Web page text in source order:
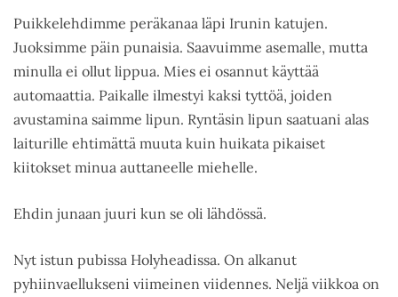
Puikkelehdimme peräkanaa läpi Irunin katujen.
Juoksimme päin punaisia. Saavuimme asemalle, mutta
minulla ei ollut lippua. Mies ei osannut käyttää
automaattia. Paikalle ilmestyi kaksi tyttöä, joiden
avustamina saimme lipun. Ryntäsin lipun saatuani alas
laiturille ehtimättä muuta kuin huikata pikaiset
kiitokset minua auttaneelle miehelle.
Ehdin junaan juuri kun se oli lähdössä.
Nyt istun pubissa Holyheadissa. On alkanut
pyhiinvaellukseni viimeinen viidennes. Neljä viikkoa on